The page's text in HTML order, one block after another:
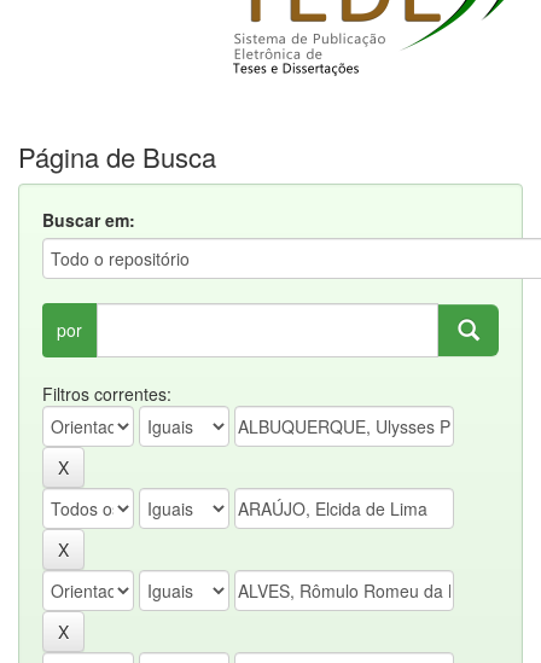
Página de Busca
Buscar em:
por
Filtros correntes: